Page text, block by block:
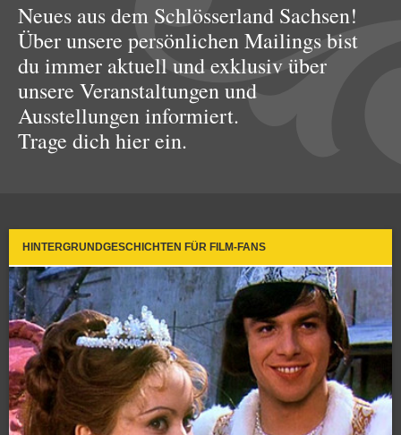
Neues aus dem Schlösserland Sachsen!
Über unsere persönlichen Mailings bist
du immer aktuell und exklusiv über
unsere Veranstaltungen und
Ausstellungen informiert.
Trage dich hier ein.
HINTERGRUNDGESCHICHTEN FÜR FILM-FANS